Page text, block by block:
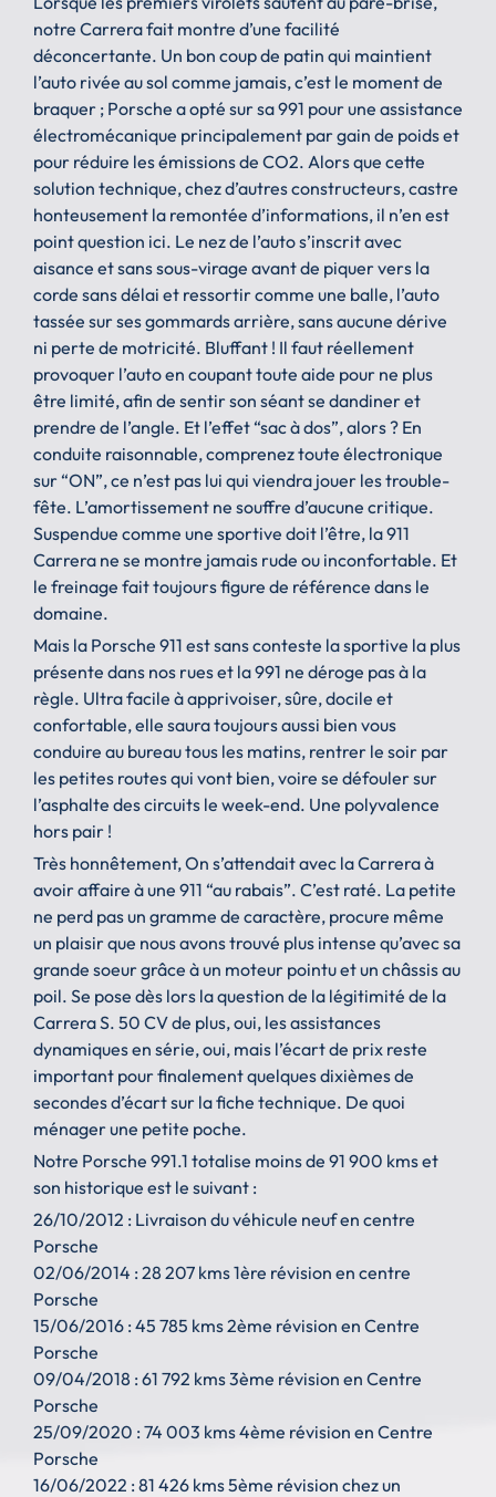
notre Carrera fait montre d’une facilité
déconcertante. Un bon coup de patin qui maintient
l’auto rivée au sol comme jamais, c’est le moment de
braquer ; Porsche a opté sur sa 991 pour une assistance
électromécanique principalement par gain de poids et
pour réduire les émissions de CO2. Alors que cette
solution technique, chez d’autres constructeurs, castre
honteusement la remontée d’informations, il n’en est
point question ici. Le nez de l’auto s’inscrit avec
aisance et sans sous-virage avant de piquer vers la
corde sans délai et ressortir comme une balle, l’auto
tassée sur ses gommards arrière, sans aucune dérive
ni perte de motricité. Bluffant ! Il faut réellement
provoquer l’auto en coupant toute aide pour ne plus
être limité, afin de sentir son séant se dandiner et
prendre de l’angle. Et l’effet “sac à dos”, alors ? En
conduite raisonnable, comprenez toute électronique
sur “ON”, ce n’est pas lui qui viendra jouer les trouble-
fête. L’amortissement ne souffre d’aucune critique.
Suspendue comme une sportive doit l’être, la 911
Carrera ne se montre jamais rude ou inconfortable. Et
le freinage fait toujours figure de référence dans le
domaine.
Mais la Porsche 911 est sans conteste la sportive la plus
présente dans nos rues et la 991 ne déroge pas à la
règle. Ultra facile à apprivoiser, sûre, docile et
confortable, elle saura toujours aussi bien vous
conduire au bureau tous les matins, rentrer le soir par
les petites routes qui vont bien, voire se défouler sur
l’asphalte des circuits le week-end. Une polyvalence
hors pair !
Très honnêtement, On s’attendait avec la Carrera à
avoir affaire à une 911 “au rabais”. C’est raté. La petite
ne perd pas un gramme de caractère, procure même
un plaisir que nous avons trouvé plus intense qu’avec sa
grande soeur grâce à un moteur pointu et un châssis au
poil. Se pose dès lors la question de la légitimité de la
Carrera S. 50 CV de plus, oui, les assistances
dynamiques en série, oui, mais l’écart de prix reste
important pour finalement quelques dixièmes de
secondes d’écart sur la fiche technique. De quoi
ménager une petite poche.
Notre Porsche 991.1 totalise moins de 91 900 kms et
son historique est le suivant :
26/10/2012 : Livraison du véhicule neuf en centre
Porsche
02/06/2014 : 28 207 kms 1ère révision en centre
Porsche
15/06/2016 : 45 785 kms 2ème révision en Centre
Porsche
09/04/2018 : 61 792 kms 3ème révision en Centre
Porsche
25/09/2020 : 74 003 kms 4ème révision en Centre
Porsche
16/06/2022 : 81 426 kms 5ème révision chez un